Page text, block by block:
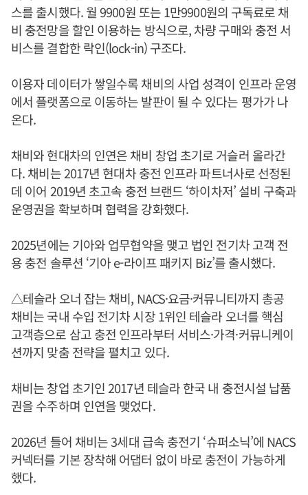
스를 출시했다. 월 9900원 또는 1만9900원의 구독료로 채
비 충전망을 할인 이용하는 방식으로, 차량 구매와 충전 서
비스를 결합한 락인(lock-in) 구조다.
이용자 데이터가 쌓일수록 채비의 사업 성격이 인프라 운영
에서 플랫폼으로 이동하는 발판이 될 수 있다는 평가가 나
온다.
채비와 현대차의 인연은 채비 창업 초기로 거슬러 올라간
다. 채비는 2017년 현대차 충전 인프라 파트너사로 선정된
데 이어 2019년 초고속 충전 브랜드 ‘하이차저’ 설비 구축과
운영권을 확보하며 협력을 강화했다.
2025년에는 기아와 업무협약을 맺고 법인 전기차 고객 전
용 충전 솔루션 ‘기아 e-라이프 패키지 Biz’를 출시했다.
△테슬라 오너 잡는 채비, NACS·요금·커뮤니티까지 총공
채비는 국내 수입 전기차 시장 1위인 테슬라 오너를 핵심
고객층으로 삼고 충전 인프라부터 서비스·가격·커뮤니케이
션까지 맞춤 전략을 펼치고 있다.
채비는 창업 초기인 2017년 테슬라 한국 내 충전시설 납품
권을 수주하며 인연을 맺었다.
2026년 들어 채비는 3세대 급속 충전기 ‘슈퍼소닉’에 NACS
커넥터를 기본 장착해 어댑터 없이 바로 충전이 가능하게
했다.